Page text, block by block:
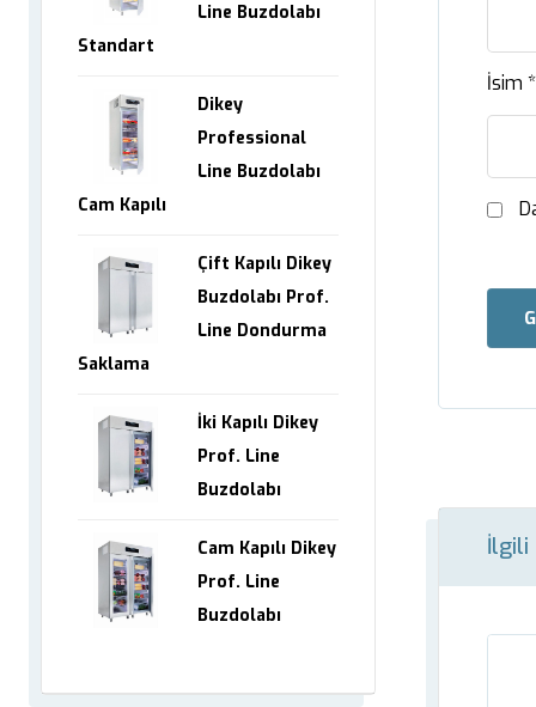
İsim *
İlgili
Line Buzdolabı
Standart
Dikey
Professional
Line Buzdolabı
Cam Kapılı
Çift Kapılı Dikey
Buzdolabı Prof.
Line Dondurma
Saklama
İki Kapılı Dikey
Prof. Line
Buzdolabı
Cam Kapılı Dikey
Prof. Line
Buzdolabı